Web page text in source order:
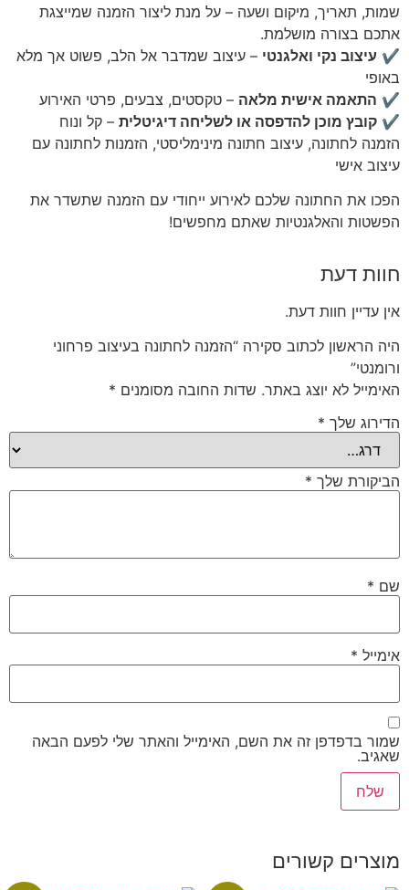
שמות, תאריך, מיקום ושעה – על מנת ליצור הזמנה שמייצגת
אתכם בצורה מושלמת.
✔ עיצוב נקי ואלגנטי – עיצוב שמדבר אל הלב, פשוט אך מלא
באופי
✔ התאמה אישית מלאה – טקסטים, צבעים, פרטי האירוע
✔ קובץ מוכן להדפסה או לשליחה דיגיטלית – קל ונוח
הזמנה לחתונה, עיצוב חתונה מינימליסטי, הזמנות לחתונה עם
עיצוב אישי
הפכו את החתונה שלכם לאירוע ייחודי עם הזמנה שתשדר את
הפשטות והאלגנטיות שאתם מחפשים!
חוות דעת
אין עדיין חוות דעת.
היה הראשון לכתוב סקירה “הזמנה לחתונה בעיצוב פרחוני
ורומנטי”
האימייל לא יוצג באתר. שדות החובה מסומנים *
הדירוג שלך *
הביקורת שלך *
שם *
אימייל *
שמור בדפדפן זה את השם, האימייל והאתר שלי לפעם הבאה
שאגיב.
מוצרים קשורים